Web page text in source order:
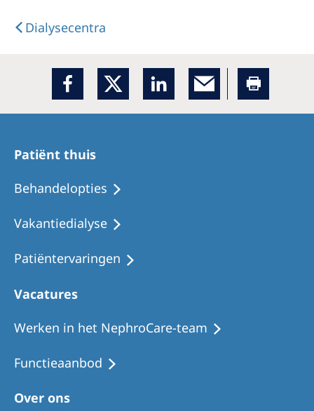
Poland
Romania
Russia
Slovakia
Slovenia
Spain
United Kingdom
Asia Pacific
Asia Pacific
Australia
Dialysecentra
Patiënt thuis
Behandelopties
Vakantiedialyse
Patiëntervaringen
Vacatures
Werken in het NephroCare-team
Functieaanbod
Over ons